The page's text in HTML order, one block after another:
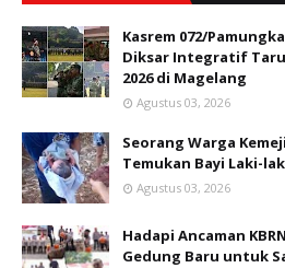
Kasrem 072/
Diksar Integratif
2026 di Magelang
Agustus 03, 2026
Seorang Warga
Temukan Bayi Laki-
Agustus 03, 2026
Hadapi Ancaman
Gedung Baru untuk